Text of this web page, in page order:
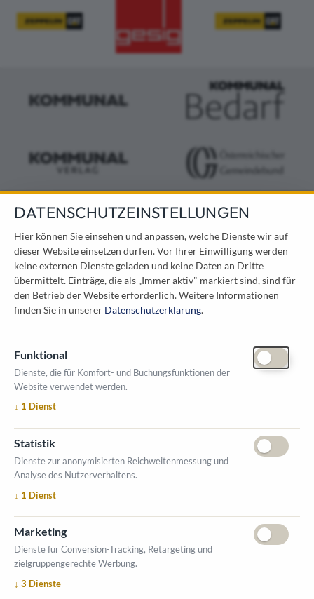
KONTAKT
Österreichischer Kommunal-Verlag GmbH
Löwelstraße 6 / 2. Stock
1010 Wien
messe@kommunal.at
ÖFFNUNGSZEITEN MESSE
2. Oktober 2026, 9-16 Uhr
VERANSTALTUNGSORT
Salzburger Messe
Messezentrum 1
5020 Salzburg
Ausstellerverzeichnis
DATENSCHUTZEINSTELLUNGEN
Hier können Sie einsehen und anpassen, welche Dienste wir auf
dieser Website einsetzen dürfen. Vor Ihrer Einwilligung werden
keine externen Dienste geladen und keine Daten an Dritte
übermittelt. Einträge, die als „Immer aktiv" markiert sind, sind für
den Betrieb der Website erforderlich.Weitere Informationen
finden Sie in unserer Datenschutzerklärung.
Funktional
Dienste, die für Komfort- und Buchungsfunktionen der
Website verwendet werden.
↓ 1 Dienst
Statistik
Dienste zur anonymisierten Reichweitenmessung und
Analyse des Nutzerverhaltens.
↓ 1 Dienst
Marketing
Dienste für Conversion-Tracking, Retargeting und
zielgruppengerechte Werbung.
↓ 3 Dienste